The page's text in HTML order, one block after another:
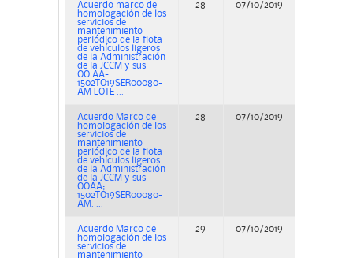
Acuerdo marco de
homologación de los
servicios de
mantenimiento
periódico de la flota
de vehículos ligeros
de la Administración
de la JCCM y sus
OO.AA-
1502TO19SER00080-
AM LOTE ...
28 07/10/2019
Acuerdo Marco de
homologación de los
servicios de
mantenimiento
periódico de la flota
de vehículos ligeros
de la Administración
de la JCCM y sus
OOAA;
1502TO19SER00080-
AM. ...
28 07/10/2019
Acuerdo Marco de
homologación de los
servicios de
mantenimiento
29 07/10/2019